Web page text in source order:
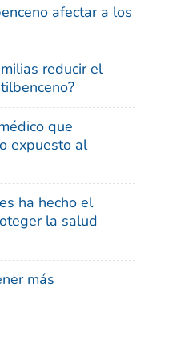
afectar a los
reducir el
que
expuesto al
ha hecho el
la salud
más